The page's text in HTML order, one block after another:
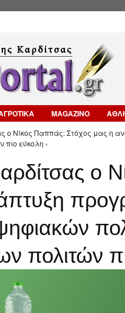
MAGAZINO
ο Νίκος Παππάς: Στόχος μας
πιο εύκολη ›
ο
πολιτών